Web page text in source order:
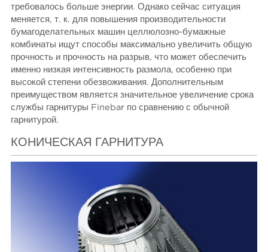
требовалось больше энергии. Однако сейчас ситуация
меняется, т. к. для повышения производительности
бумагоделательных машин целлюлозно-бумажные
комбинаты ищут способы максимально увеличить общую
прочность и прочность на разрыв, что может обеспечить
именно низкая интенсивность размола, особенно при
высокой степени обезвоживания. Дополнительным
преимуществом является значительное увеличение срока
службы гарнитуры Finebar по сравнению с обычной
гарнитурой.
КОНИЧЕСКАЯ ГАРНИТУРА